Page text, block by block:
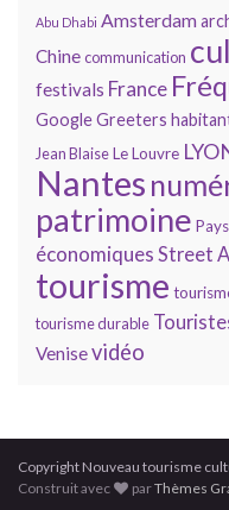
Abu Dhabi Amsterdam
Chinecommunication
festivals France
GoogleGreeters
Jean BlaiseLe Louvre
Nantes
patrimoine
économiques Street
tourisme
tourisme durable
Venisevidéo
Copyright Nouveau tourisme
Construit avec
parThèmes